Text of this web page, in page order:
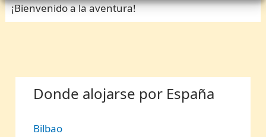
¡Bienvenido a la aventura!
Donde alojarse por España
Bilbao